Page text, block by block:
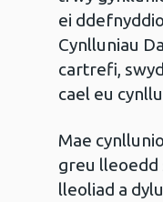
ei
Cynlluniau
cartrefi,
cael eu
Mae
greu lleoedd
lleoliad a